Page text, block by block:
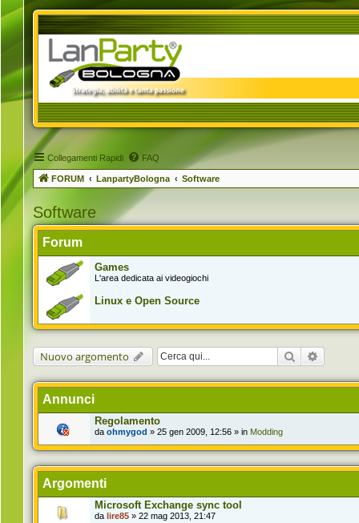
Collegamenti Rapidi FAQ
FORUM LanpartyBologna Software
Software
Forum
Games
L'area dedicata ai videogiochi
Linux e Open Source
Nuovo argomento Cerca
Annunci
Regolamento
da ohmygod » 25 gen 2009, 12:56 » in Modding
Argomenti
Microsoft Exchange sync tool
da lire85 » 22 mag 2013, 21:47